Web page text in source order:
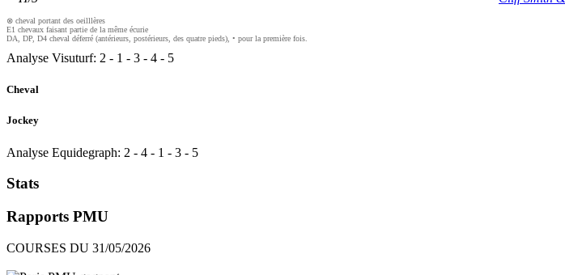
⊗ cheval portant des oeilllères
E1 chevaux faisant partie de la même écurie
DA, DP, D4 cheval déferré (antérieurs, postérieurs, des quatre pieds), • pour la première fois.
Analyse Visuturf: 2 - 1 - 3 - 4 - 5
Cheval
Jockey
Analyse Equidegraph: 2 - 4 - 1 - 3 - 5
Stats
Rapports PMU
COURSES DU 31/05/2026